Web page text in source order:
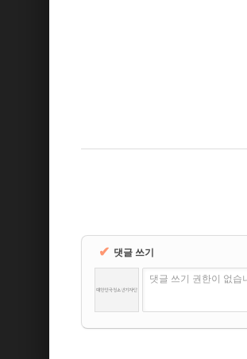
✔ 댓글 쓰기
댓글 쓰기 권한이 없습